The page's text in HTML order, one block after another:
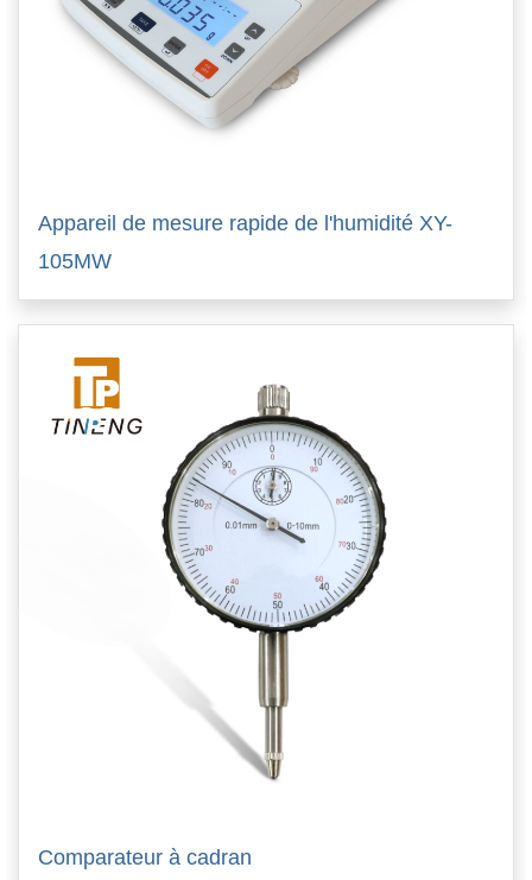
Appareil de mesure rapide de l'humidité XY-
105MW
Comparateur à cadran